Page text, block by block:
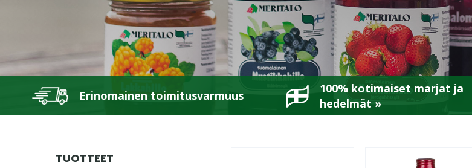
Erinomainen toimitusvarmuus
100% kotimaiset marjat ja
hedelmät »
TUOTTEET